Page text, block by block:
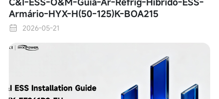
Armário-HYX-H(50-125)K-BOA215
2026-05-21